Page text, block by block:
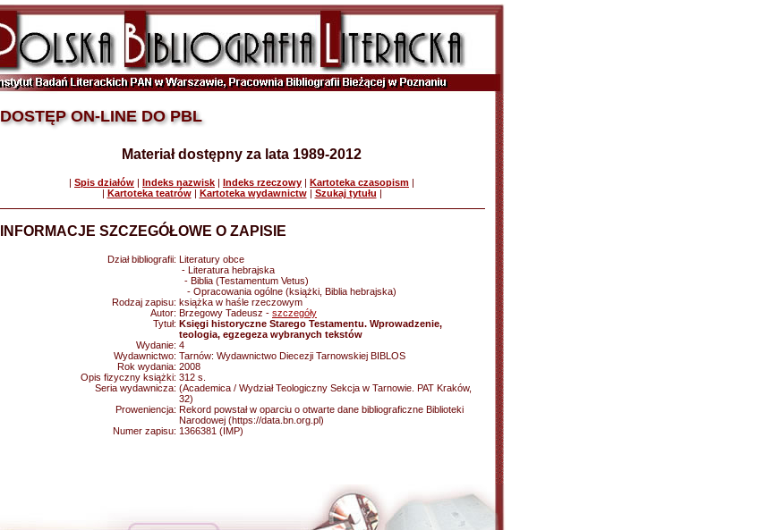
DOSTĘP ON-LINE DO PBL
Materiał dostępny za lata 1989-2012
| Spis działów | Indeks nazwisk | Indeks rzeczowy | Kartoteka czasopism |
| Kartoteka teatrów| Kartoteka wydawnictw| Szukaj tytułu |
INFORMACJE SZCZEGÓŁOWE O ZAPISIE
Dział bibliografii: Literatury obce
- Literatura hebrajska
- Biblia (Testamentum Vetus)
- Opracowania ogólne (książki, Biblia hebrajska)
Rodzaj zapisu: książka w haśle rzeczowym
Autor: Brzegowy Tadeusz - szczegóły
Tytuł: Księgi historyczne Starego Testamentu. Wprowadzenie,
teologia, egzegeza wybranych tekstów
Wydanie: 4
Wydawnictwo: Tarnów: Wydawnictwo Diecezji Tarnowskiej BIBLOS
Rok wydania: 2008
Opis fizyczny książki: 312 s.
Seria wydawnicza: (Academica / Wydział Teologiczny Sekcja w Tarnowie. PAT Kraków,
32)
Proweniencja: Rekord powstał w oparciu o otwarte dane bibliograficzne Biblioteki
Narodowej (https://data.bn.org.pl)
Numer zapisu: 1366381 (IMP)